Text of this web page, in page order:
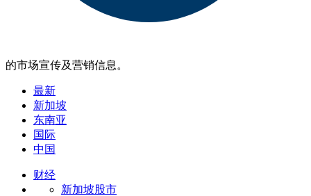
的市场宣传及营销信息。
最新
新加坡
东南亚
国际
中国
财经
新加坡股市